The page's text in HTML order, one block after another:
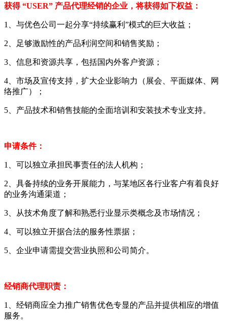
获得 “USER” 产品代理经销的企业，将获得如下权益：
1、与优色公司一起分享“持续赢利”模式的巨大收益；
2、足够激励性的产品利润空间和销售奖励；
3、信息和资源共享，包括国内外客户资源；
4、市场及宣传支持，扩大企业影响力（展会、平面媒体、网
络推广）；
5、产品技术和销售技能的全面培训和安装技术专业支持。
申请条件：
1、可以独立承担民事责任的法人机构；
2、具备持续的业务开展能力，与某地区各行业客户有着良好
的业务沟通渠道；
3、从技术角度了解和熟悉行业显示类概念及市场情况；
4、可以独立开据合法的服务性票据；
5、企业申请需提交营业执照和公司简介。
经销商代理职责：
1、经销商应全力推广销售优色专显的产品并提供相应的增值
服务。